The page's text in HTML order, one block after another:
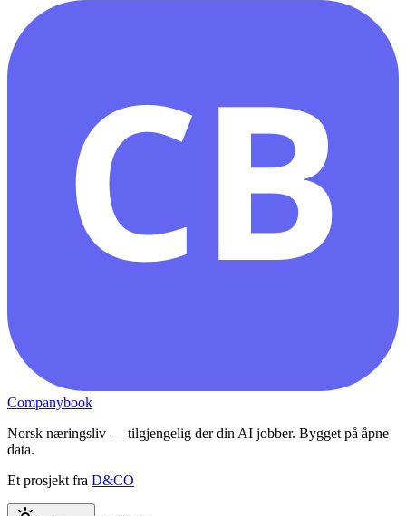
CB
Companybook
Norsk næringsliv — tilgjengelig der din AI jobber. Bygget på åpne
data.
Et prosjekt fra D&CO